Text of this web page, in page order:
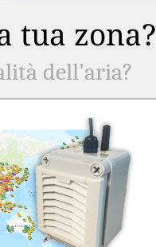
tua zona?
dell'aria?